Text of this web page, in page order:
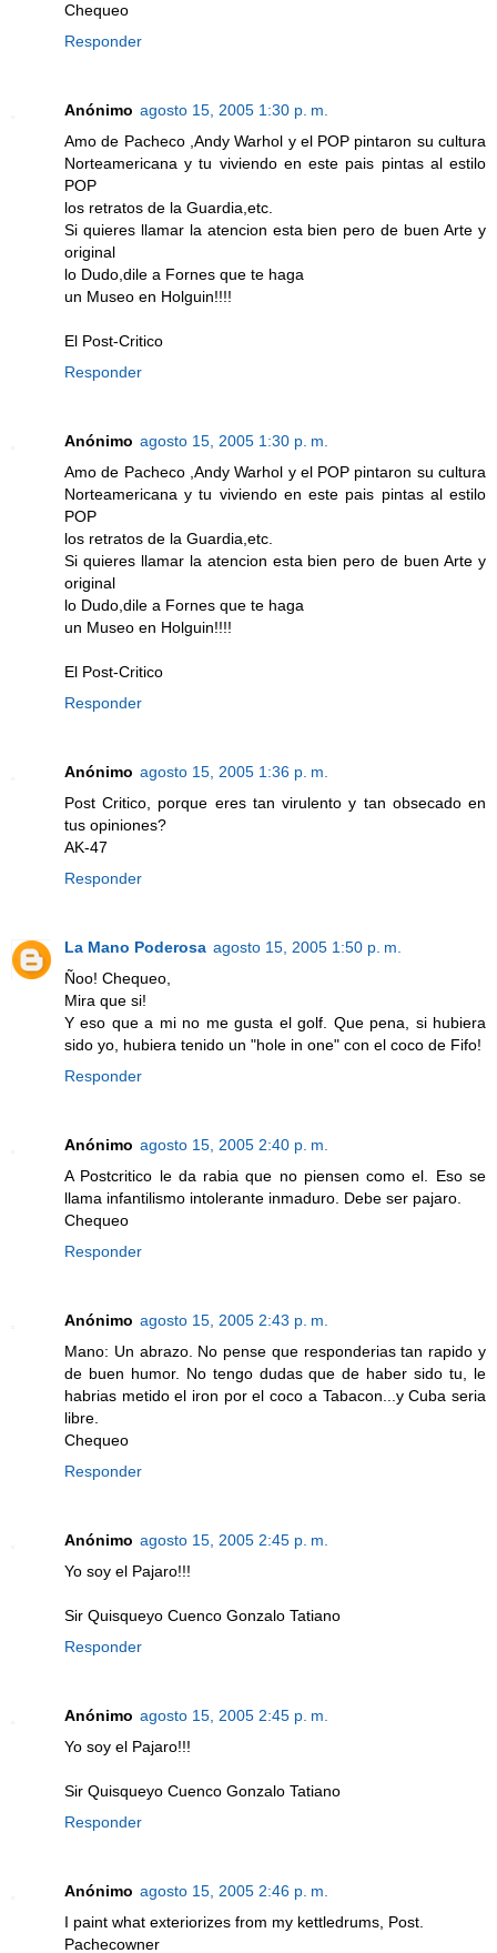
Chequeo
Responder
Anónimo agosto 15, 2005 1:30 p. m.
Amo de Pacheco ,Andy Warhol y el POP pintaron su cultura
Norteamericana y tu viviendo en este pais pintas al estilo
POP
los retratos de la Guardia,etc.
Si quieres llamar la atencion esta bien pero de buen Arte y
original
lo Dudo,dile a Fornes que te haga
un Museo en Holguin!!!!
El Post-Critico
Responder
Anónimo agosto 15, 2005 1:30 p. m.
Amo de Pacheco ,Andy Warhol y el POP pintaron su cultura
Norteamericana y tu viviendo en este pais pintas al estilo
POP
los retratos de la Guardia,etc.
Si quieres llamar la atencion esta bien pero de buen Arte y
original
lo Dudo,dile a Fornes que te haga
un Museo en Holguin!!!!
El Post-Critico
Responder
Anónimo agosto 15, 2005 1:36 p. m.
Post Critico, porque eres tan virulento y tan obsecado en
tus opiniones?
AK-47
Responder
La Mano Poderosa agosto 15, 2005 1:50 p. m.
Ñoo! Chequeo,
Mira que si!
Y eso que a mi no me gusta el golf. Que pena, si hubiera
sido yo, hubiera tenido un "hole in one" con el coco de Fifo!
Responder
Anónimo agosto 15, 2005 2:40 p. m.
A Postcritico le da rabia que no piensen como el. Eso se
llama infantilismo intolerante inmaduro. Debe ser pajaro.
Chequeo
Responder
Anónimo agosto 15, 2005 2:43 p. m.
Mano: Un abrazo. No pense que responderias tan rapido y
de buen humor. No tengo dudas que de haber sido tu, le
habrias metido el iron por el coco a Tabacon...y Cuba seria
libre.
Chequeo
Responder
Anónimo agosto 15, 2005 2:45 p. m.
Yo soy el Pajaro!!!
Sir Quisqueyo Cuenco Gonzalo Tatiano
Responder
Anónimo agosto 15, 2005 2:45 p. m.
Yo soy el Pajaro!!!
Sir Quisqueyo Cuenco Gonzalo Tatiano
Responder
Anónimo agosto 15, 2005 2:46 p. m.
I paint what exteriorizes from my kettledrums, Post.
Pachecowner